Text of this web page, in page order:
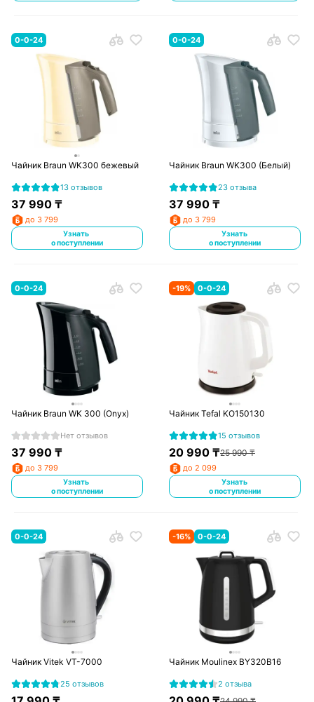
0-0-24
Чайник Braun WK300 бежевый
13 отзывов
37 990₸
до 3 799
Узнать
о поступлении
0-0-24
Чайник Braun WK300 (Белый)
23 отзыва
37 990 ₸
до 3 799
Узнать
о поступлении
0-0-24
Чайник Braun WK 300 (Onyx)
Нет отзывов
37 990₸
до 3 799
Узнать
о поступлении
-19% 0-0-24
Чайник Tefal KO150130
15 отзывов
20 990 ₸25 990₸
до 2 099
Узнать
о поступлении
0-0-24
Чайник Vitek VT-7000
25 отзывов
-16% 0-0-24
Чайник Moulinex BY320B16
2 отзыва